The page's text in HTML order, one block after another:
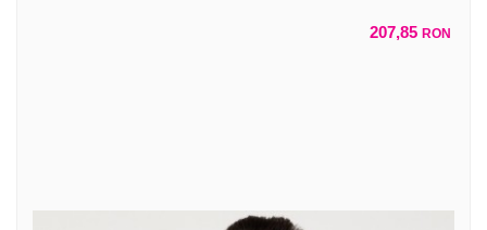
207,85 RON